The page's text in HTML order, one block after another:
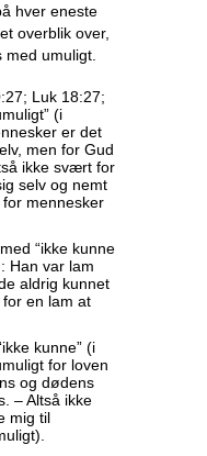
hver eneste
overblik over,
umuligt.
Luk 18:27;
(i
er det
men for Gud
ikke svært for
selv og nemt
mennesker
“ikke kunne
Han var lam
aldrig kunnet
en lam at
kunne” (i
for loven
og dødens
– Altså ikke
mig til